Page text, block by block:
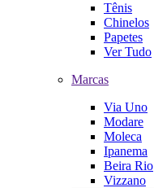
Tênis
Chinelos
Papetes
Ver Tudo
Marcas
Via Uno
Modare
Moleca
Ipanema
Beira Rio
Vizzano